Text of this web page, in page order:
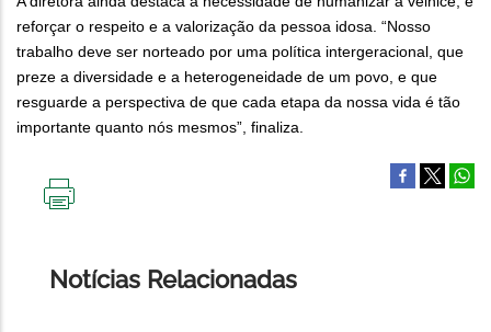
reforçar o respeito e a valorização da pessoa idosa. “Nosso
trabalho deve ser norteado por uma política intergeracional, que
preze a diversidade e a heterogeneidade de um povo, e que
resguarde a perspectiva de que cada etapa da nossa vida é tão
importante quanto nós mesmos”, finaliza.
Notícias Relacionadas